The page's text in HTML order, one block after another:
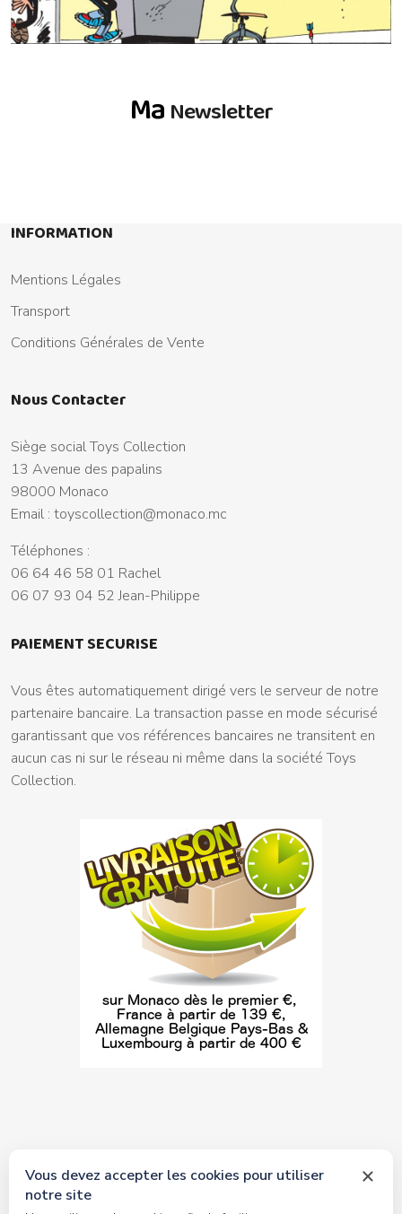
Ma Newsletter
INFORMATION
Mentions Légales
Transport
Conditions Générales de Vente
Nous Contacter
Siège social Toys Collection
13 Avenue des papalins
98000 Monaco
Email : toyscollection@monaco.mc
Téléphones :
06 64 46 58 01 Rachel
06 07 93 04 52 Jean-Philippe
PAIEMENT SECURISE
Vous êtes automatiquement dirigé vers le serveur de notre
partenaire bancaire. La transaction passe en mode sécurisé
garantissant que vos références bancaires ne transitent en
aucun cas ni sur le réseau ni même dans la société Toys
Collection.
© 2026 tous droits réservés Toyscollection. Réalisation
Vous devez accepter les cookies pour utiliser
notre site